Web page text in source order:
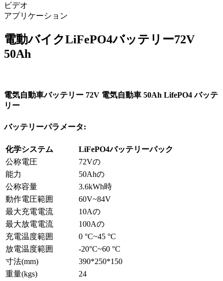
ビデオ
アプリケーション
電動バイクLiFePO4バッテリー72V
50Ah
電気自動車バッテリー 72V 電気自動車 50Ah LifePO4 バッテ
リー
バッテリーパラメータ:
化学システム
LiFePO4バッテリーパック
公称電圧
72Vの
能力
50Ahの
公称容量
3.6kWh時
動作電圧範囲
60V~84V
最大充電電流
10Aの
最大放電電流
100Aの
充電温度範囲
0 °C~45 °C
放電温度範囲
-20°C~60 °C
寸法(mm)
390*250*150
重量(kgs)
24